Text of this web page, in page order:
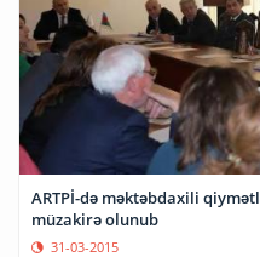
ARTPİ-də məktəbdaxili
müzakirə olunub
31-03-2015